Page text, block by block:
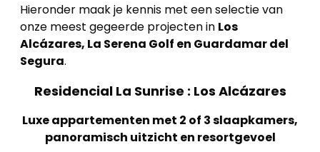
Hieronder maak je kennis met een selectie van
onze meest gegeerde projecten in Los
Alcázares, La Serena Golf en Guardamar del
Segura.
Residencial La Sunrise : Los Alcázares
Luxe appartementen met 2 of 3 slaapkamers,
panoramisch uitzicht en resortgevoel